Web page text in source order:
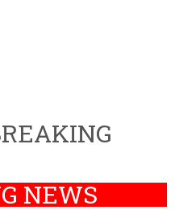
NEWS